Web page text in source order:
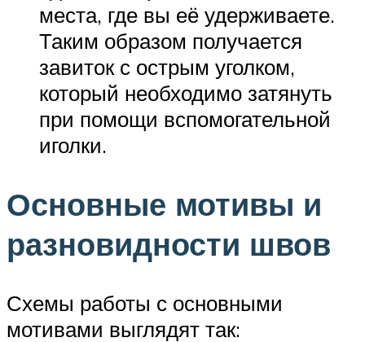
места, где вы её удерживаете.
Таким образом получается
завиток с острым уголком,
который необходимо затянуть
при помощи вспомогательной
иголки.
Основные мотивы и
разновидности швов
Схемы работы с основными
мотивами выглядят так: